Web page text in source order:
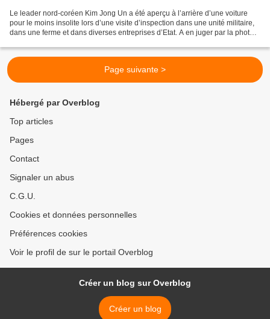
Le leader nord-coréen Kim Jong Un a été aperçu à l’arrière d’une voiture
pour le moins insolite lors d’une visite d’inspection dans une unité militaire,
dans une ferme et dans diverses entreprises d’Etat. A en juger par la photo
Page suivante >
Hébergé par Overblog
Top articles
Pages
Contact
Signaler un abus
C.G.U.
Cookies et données personnelles
Préférences cookies
Voir le profil de sur le portail Overblog
Créer un blog sur Overblog
Créer un blog